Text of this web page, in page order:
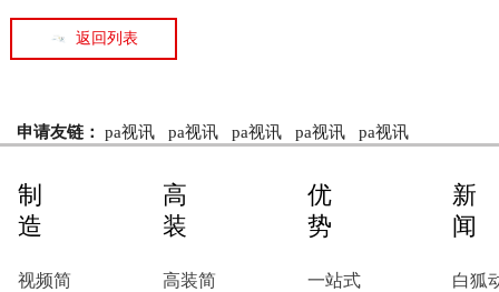
返回列表
申请友链： pa视讯 pa视讯 pa视讯 pa视讯 pa视讯
制
造
视频简
高
装
高装简
优
势
一站式
新
闻
白狐